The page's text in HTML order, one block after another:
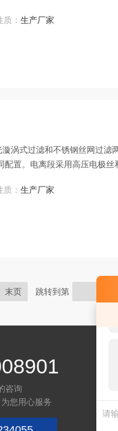
一级脱水处理方式、多级过滤
质：生产厂家
涡式过滤和不锈钢丝网过滤
置。电离段采用高压电极丝
或活性炭过滤器。
质：生产厂家
末页 跳转到第
咨询
您用心服务